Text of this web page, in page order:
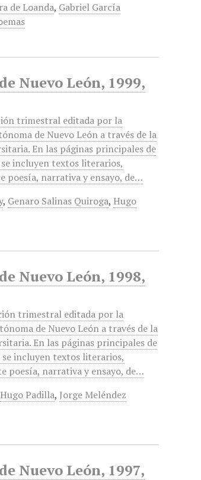
de Loanda, Gabriel García
Nuevo León, 1999,
trimestral editada por la
de Nuevo León a través de la
En las páginas principales de
incluyen textos literarios,
poesía, narrativa y ensayo, de…
, Genaro Salinas Quiroga, Hugo
Nuevo León, 1998,
trimestral editada por la
de Nuevo León a través de la
En las páginas principales de
incluyen textos literarios,
poesía, narrativa y ensayo, de…
Hugo Padilla, Jorge Meléndez
Nuevo León, 1997,